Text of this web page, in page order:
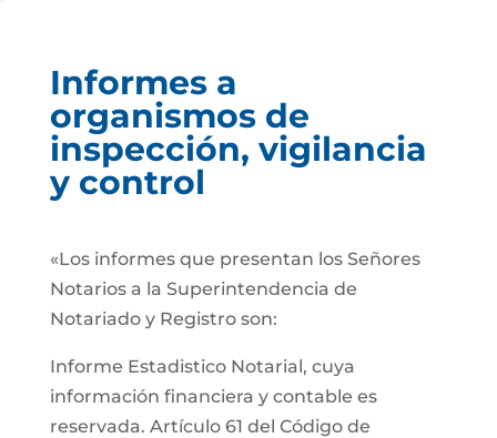
Informes a
organismos de
inspección, vigilancia
y control
«Los informes que presentan los Señores
Notarios a la Superintendencia de
Notariado y Registro son:
Informe Estadistico Notarial, cuya
información financiera y contable es
reservada. Artículo 61 del Código de